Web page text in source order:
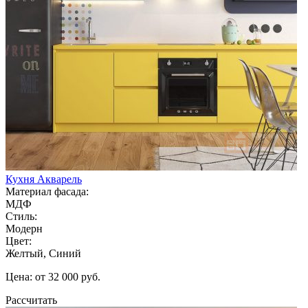
Кухня Акварель
Материал фасада:
МДФ
Стиль:
Модерн
Цвет:
Желтый, Синий
Цена: от 32 000 руб.
Рассчитать